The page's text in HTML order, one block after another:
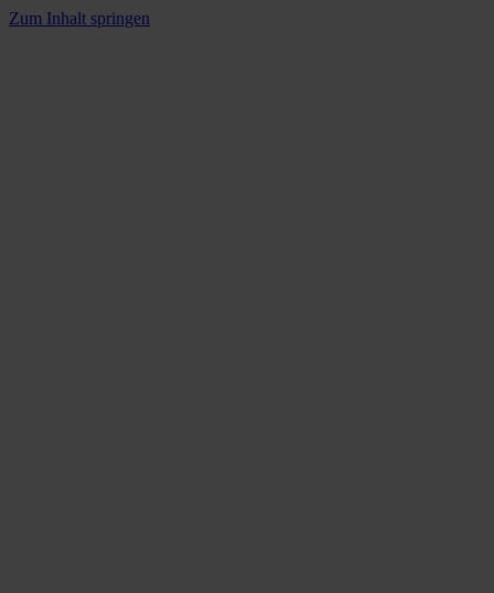
Zum Inhalt springen